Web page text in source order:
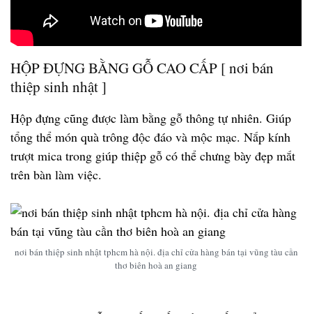
HỘP ĐỰNG BẰNG GỖ CAO CẤP [ nơi bán
thiệp sinh nhật ]
Hộp đựng cũng được làm bằng gỗ thông tự nhiên. Giúp
tổng thể món quà trông độc đáo và mộc mạc. Nắp kính
trượt mica trong giúp thiệp gỗ có thể chưng bày đẹp mắt
trên bàn làm việc.
nơi bán thiệp sinh nhật tphcm hà nội. địa chỉ cửa hàng bán tại vũng tàu cần
thơ biên hoà an giang